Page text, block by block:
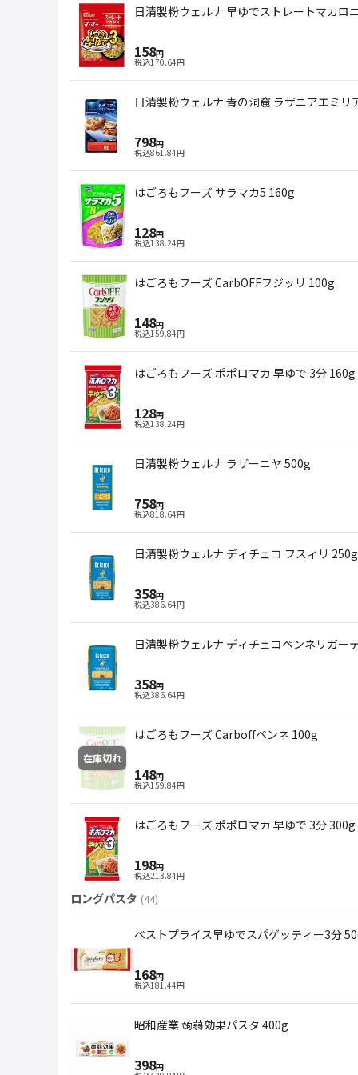
日清製粉ウェルナ 早ゆでストレートマカロ
158円
税込170.64円
日清製粉ウェルナ 青の洞窟 ラザニアエミリ
798円
税込861.84円
はごろもフーズ サラマカ5 160g
128円
税込138.24円
はごろもフーズ CarbOFFフジッリ 100g
148円
税込159.84円
はごろもフーズ ポポロマカ 早ゆで 3分 160g
128円
税込138.24円
日清製粉ウェルナ ラザーニヤ 500g
758円
税込818.64円
日清製粉ウェルナ ディチェコ フスィリ 250g
358円
税込386.64円
日清製粉ウェルナ ディチェコペンネリガー
358円
税込386.64円
在庫切れ
はごろもフーズ Carboffペンネ 100g
148円
税込159.84円
はごろもフーズ ポポロマカ 早ゆで 3分 300g
198円
税込213.84円
ロングパスタ (44)
ベストプライス早ゆでスパゲッティー3分
168円
税込181.44円
昭和産業 蒟蒻効果パスタ 400g
398円